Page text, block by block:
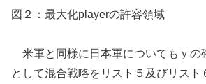
図２：最大化playerの許容領域
米軍と同様に日本軍についてもｙの
として混合戦略をリスト５及びリスト